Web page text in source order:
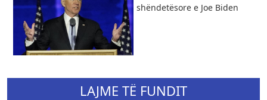
shëndetësore e Joe Biden
LAJME TË FUNDIT